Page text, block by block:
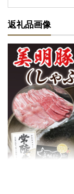
返礼品画像